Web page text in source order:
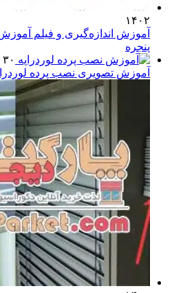
۱۴۰۲
آموزش اندازه‌گیری و فیلم
پنجره
۳۰ فروردین ۱۴۰۱
آموزش تصویری نصب پرده